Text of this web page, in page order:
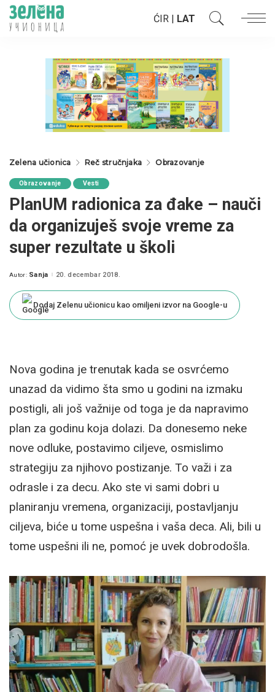
ĆIR | LAT
Zelena učionica Reč stručnjaka Obrazovanje
Obrazovanje Vesti
PlanUM radionica za đake – nauči
da organizuješ svoje vreme za
super rezultate u školi
Posted
Autor: Sanja 20. decembar 2018.
Dodaj Zelenu učionicu kao omiljeni izvor na Google-u
Nova godina je trenutak kada se osvrćemo
unazad da vidimo šta smo u godini na izmaku
postigli, ali još važnije od toga je da napravimo
plan za godinu koja dolazi. Da donesemo neke
nove odluke, postavimo ciljeve, osmislimo
strategiju za njihovo postizanje. To važi i za
odrasle i za decu. Ako ste vi sami dobri u
planiranju vremena, organizaciji, postavljanju
ciljeva, biće u tome uspešna i vaša deca. Ali, bili u
tome uspešni ili ne, pomoć je uvek dobrodošla.